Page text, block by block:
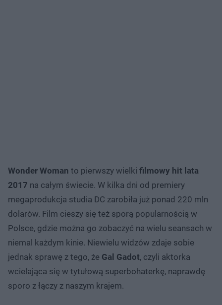
Wonder Woman to pierwszy wielki filmowy hit lata
2017 na całym świecie. W kilka dni od premiery
megaprodukcja studia DC zarobiła już ponad 220 mln
dolarów. Film cieszy się też sporą popularnością w
Polsce, gdzie można go zobaczyć na wielu seansach w
niemal każdym kinie. Niewielu widzów zdaje sobie
jednak sprawę z tego, że Gal Gadot, czyli aktorka
wcielająca się w tytułową superbohaterkę, naprawdę
sporo z łączy z naszym krajem.